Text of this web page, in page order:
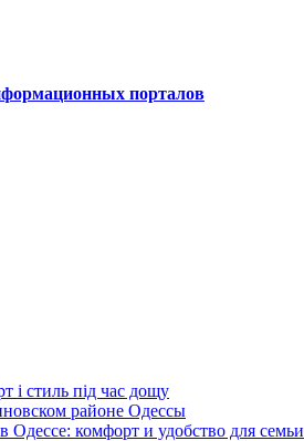
порталов
і стиль під час дощу
районе Одессы
комфорт и удобство для семьи